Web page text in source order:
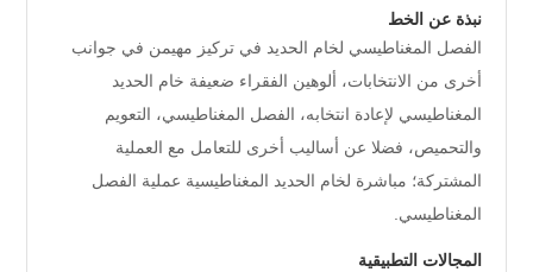
نبذة عن الخط
الفصل المغناطيسي لخام الحديد في تركيز مهيمن في جوانب
أخرى من الانتخابات، ألوهين الفقراء ضعيفة خام الحديد
المغناطيسي لإعادة انتخابه، الفصل المغناطيسي، التعويم
والتحميص، فضلا عن أساليب أخرى للتعامل مع العملية
المشتركة؛ مباشرة لخام الحديد المغناطيسية عملية الفصل
المغناطيسي.
المجالات التطبيقية